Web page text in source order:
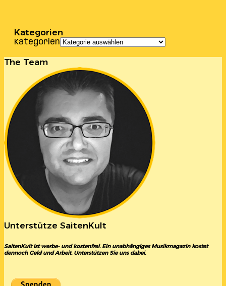
Kategorien
Kategorien
The Team
Unterstütze SaitenKult
SaitenKult ist werbe- und kostenfrei. Ein unabhängiges Musikmagazin kostet
dennoch Geld und Arbeit. Unterstützen Sie uns dabei.